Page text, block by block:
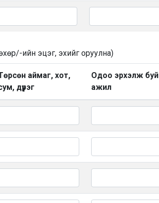
ийн эцэг, эхийг оруулна)
аймаг, хот,
дүүрэг
Одоо эрхэлж буй
ажил